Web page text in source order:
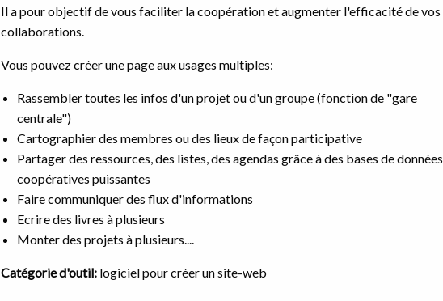
Il a pour objectif de vous faciliter la coopération et augmenter l'efficacité de vos
collaborations.
Vous pouvez créer une page aux usages multiples:
Rassembler toutes les infos d'un projet ou d'un groupe (fonction de "gare
centrale")
Cartographier des membres ou des lieux de façon participative
Partager des ressources, des listes, des agendas grâce à des bases de données
coopératives puissantes
Faire communiquer des flux d'informations
Ecrire des livres à plusieurs
Monter des projets à plusieurs....
Catégorie d'outil: logiciel pour créer un site-web